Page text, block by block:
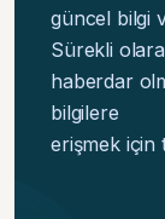
güncel bilgi
Sürekli
haberdar
bilgilere
erişmek için